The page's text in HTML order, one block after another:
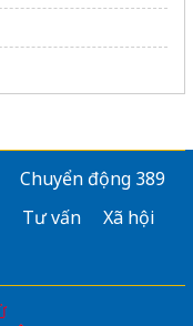
Chuyển động 389
Tư vấn
Xã hội